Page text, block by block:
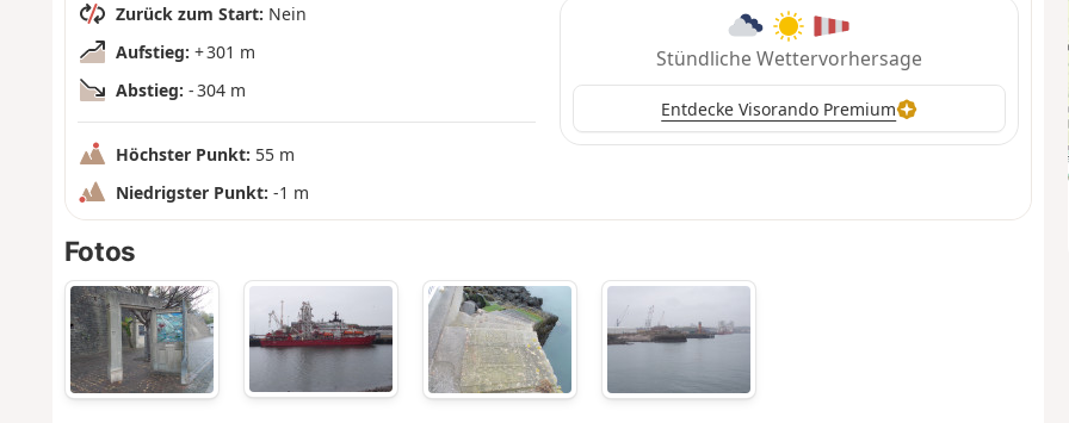
Zurück zum Start: Nein
Aufstieg: + 301 m
Abstieg: - 304 m
Höchster Punkt: 55 m
Niedrigster Punkt: -1 m
Stündliche Wettervorhersage
Entdecke Visorando Premium
Fotos